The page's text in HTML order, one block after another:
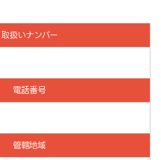
取扱いナンバー
電話番号
管轄地域